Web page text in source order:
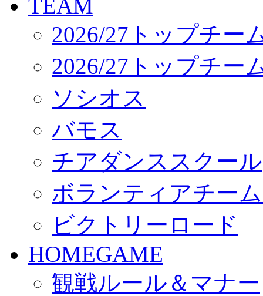
TEAM
2026/27トップチー
2026/27トップチー
ソシオス
バモス
チアダンススクール
ボランティアチー
ビクトリーロード
HOMEGAME
観戦ルール＆マナー